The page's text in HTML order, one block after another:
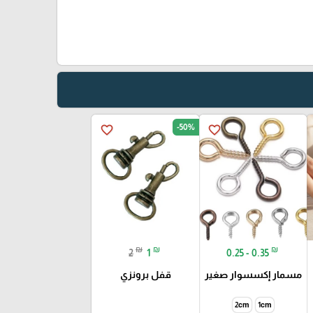
favorite_border
0.25 - 0.35 ₪
مسمار إكسسوار صغير
1cm
2cm
favorite_border -50%
2 ₪ 1 ₪
قفل برونزي